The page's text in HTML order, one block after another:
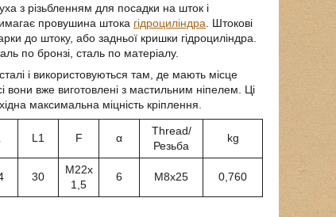
з різьбленням для посадки на шток і
провушина штока гідроциліндра . Штокові
до штоку, або задньої кришки гідроциліндра.
по бронзі, сталь по матеріалу.
і використовуються там, де мають місце
вони вже виготовлені з мастильним ніпелем. Ці
максимальна міцність кріплення.
L1 F α
Thread/
Резьба
kg
30
М22х
1,5
6 М8х25 0,760